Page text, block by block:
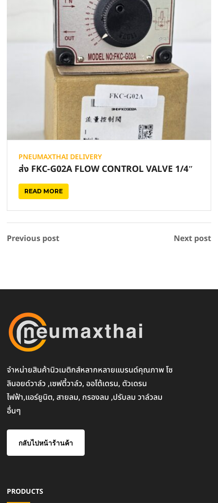
PNEUMAXTHAI DELIVERY
ส่ง FKC-G02A FLOW CONTROL VALVE 1/4″
READ MORE
Previous post Next post
จำหน่ายสินค้านิวเมติกส์หลากหลายแบรนด์คุณภาพ โซ
ลินอยด์วาล์ว ,เซฟตี้วาล์ว, ออโต้เดรน, ตัวเดรน
ไฟฟ้า,แอร์ยูนิต, สายลม, กรองลม ,ปรับลม วาล์วลม
อื่นๆ
กลับไปหน้าร้านค้า
PRODUCTS